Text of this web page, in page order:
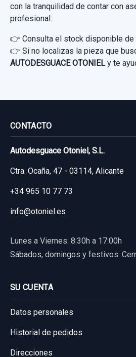
ELEVALUNAS TRASERO
80730889913 ELECTRICO 5P
ELEVALUNAS TRASERO
NISSAN X-TRAIL (T30)
40,49 €
Consultar por
con la tranquilidad de contar con
profesional.
👉 Consulta el stock disponible de
👉 Si no localizas la pieza que
AUTODESGUACE OTONIELy te
CONTACTO
Autodesguace Otoniel, S.L.
Ctra. Ocaña, 47 - 03114, Alicante
+34 965 10 77 73
info@otoniel.es
Lunes a Viernes: 8:30h a 17:00h
Sábados, domingos y festivos:
SU CUENTA
Datos personales
Historial de pedidos
Direcciones